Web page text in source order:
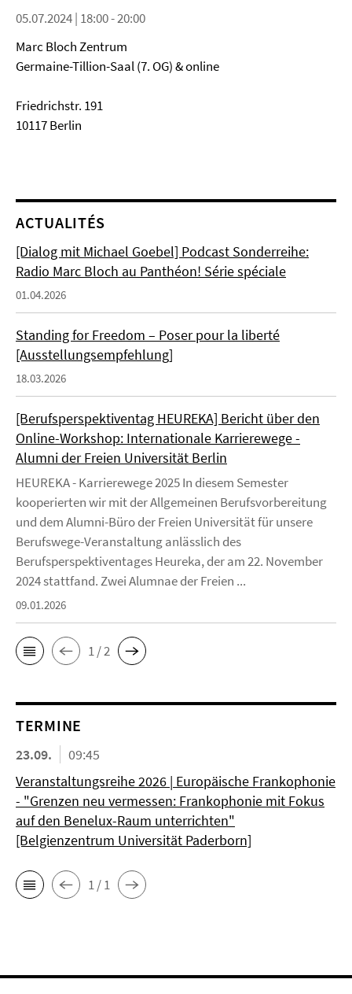
05.07.2024 | 18:00 - 20:00
Marc Bloch Zentrum
Germaine-Tillion-Saal (7. OG) & online
Friedrichstr. 191
10117 Berlin
ACTUALITÉS
[Dialog mit Michael Goebel] Podcast Sonderreihe:
Radio Marc Bloch au Panthéon! Série spéciale
01.04.2026
Standing for Freedom – Poser pour la liberté
[Ausstellungsempfehlung]
18.03.2026
[Berufsperspektiventag HEUREKA] Bericht über den
Online-Workshop: Internationale Karrierewege -
Alumni der Freien Universität Berlin
HEUREKA - Karrierewege 2025 In diesem Semester
kooperierten wir mit der Allgemeinen Berufsvorbereitung
und dem Alumni-Büro der Freien Universität für unsere
Berufswege-Veranstaltung anlässlich des
Berufsperspektiventages Heureka, der am 22. November
2024 stattfand. Zwei Alumnae der Freien ...
09.01.2026
1 / 2
TERMINE
23.09.
09:45
Veranstaltungsreihe 2026 | Europäische Frankophonie
- "Grenzen neu vermessen: Frankophonie mit Fokus
auf den Benelux-Raum unterrichten"
[Belgienzentrum Universität Paderborn]
1 / 1